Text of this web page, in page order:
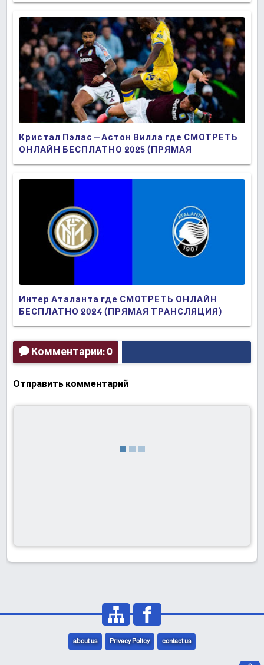
Кристал Пэлас – Астон Вилла где СМОТРЕТЬ
ОНЛАЙН БЕСПЛАТНО 2025 (ПРЯМАЯ
ТРАНСЛЯЦИЯ)
Интер Аталанта где СМОТРЕТЬ ОНЛАЙН
БЕСПЛАТНО 2024 (ПРЯМАЯ ТРАНСЛЯЦИЯ)
Комментарии: 0
Отправить комментарий
contact us
Privacy Policy
about us